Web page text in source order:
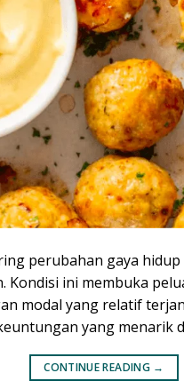
perubahan gaya
Kondisi ini membuka
modal yang relatif
yang menarik
CONTINUE READING →